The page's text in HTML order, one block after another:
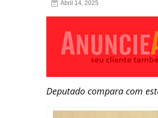
Abril 14, 2025
Deputado compara com